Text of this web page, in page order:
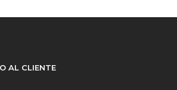
AL CLIENTE